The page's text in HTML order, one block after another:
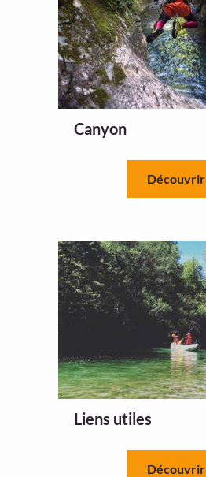
Canyon
Découvrir
Liens utiles
Découvrir